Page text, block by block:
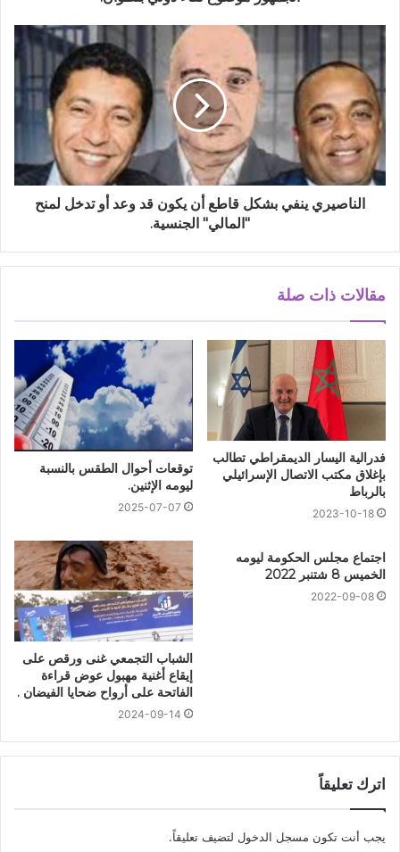
الناصيري ينفي بشكل قاطع أن يكون قد وعد أو تدخل لمنح
"المالي" الجنسية.
مقالات ذات صلة
فدرالية اليسار الديمقراطي تطالب
بإغلاق مكتب الاتصال الإسرائيلي
بالرباط
2023-10-18
توقعات أحوال الطقس بالنسبة
ليومه الإثنين.
2025-07-07
اجتماع مجلس الحكومة ليومه
الخميس 8 شتنبر 2022
2022-09-08
الشباب التجمعي غنى ورقص على
إيقاع أغنية مهبول عوض قراءة
الفاتحة على أرواح ضحايا الفيضان .
2024-09-14
اترك تعليقاً
يجب أنت تكون مسجل الدخول لتضيف تعليقاً.